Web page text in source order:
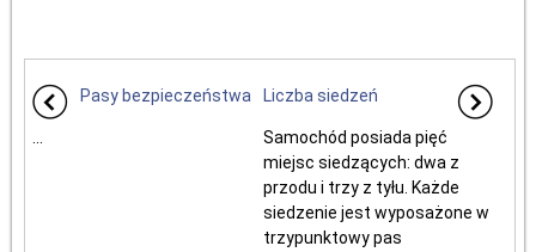
Pasy bezpieczeństwa Liczba siedzeń
Samochód posiada pięć
miejsc siedzących: dwa z
przodu i trzy z tyłu. Każde
siedzenie jest wyposażone w
trzypunktowy pas